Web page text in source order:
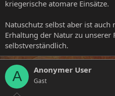
kriegerische atomare Einsätze.
Natuschutz selbst aber ist
Erhaltung der Natur zu unserer
selbstverständlich.
A Anonymer User
Gast